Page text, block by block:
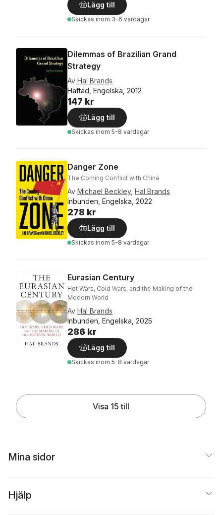
Lägg till
Skickas inom 3-6 vardagar
Dilemmas of Brazilian Grand
Strategy
Av Hal Brands
Häftad, Engelska, 2012
147 kr
Lägg till
Skickas inom 5-8 vardagar
Danger Zone
The Coming Conflict with China
Av Michael Beckley, Hal Brands
Inbunden, Engelska, 2022
278 kr
Lägg till
Skickas inom 5-8 vardagar
Eurasian Century
Hot Wars, Cold Wars, and the Making of the
Modern World
Av Hal Brands
Inbunden, Engelska, 2025
286 kr
Lägg till
Skickas inom 5-8 vardagar
Visa 15 till
Mina sidor
Hjälp